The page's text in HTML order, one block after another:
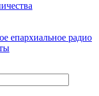
епархиальное радио